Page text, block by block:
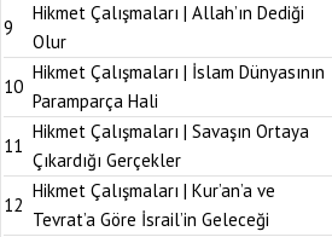
9
Hikmet Çalışmaları | Allah’ın Dediği
Olur
10
Hikmet Çalışmaları | İslam Dünyasının
Paramparça Hali
11
Hikmet Çalışmaları | Savaşın Ortaya
Çıkardığı Gerçekler
12
Hikmet Çalışmaları | Kur’an’a ve
Tevrat’a Göre İsrail’in Geleceği